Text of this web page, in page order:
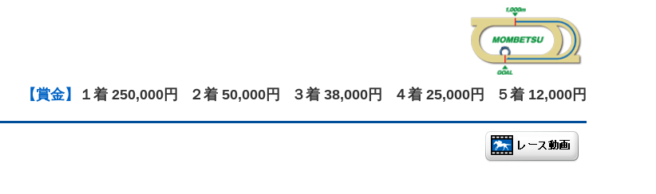
【賞金】 １着 250,000円 ２着 50,000円 ３着 38,000円 ４着 25,000円 ５着 12,000円